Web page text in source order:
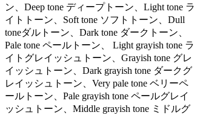
ン、Deep tone ディープトーン、Light tone ラ
イトトーン、Soft tone ソフトトーン、Dull
toneダルトーン、Dark tone ダークトーン、
Pale tone ペールトーン、 Light grayish tone ラ
イトグレイッシュトーン、Grayish tone グレ
イッシュトーン、Dark grayish tone ダークグ
レイッシュトーン、Very pale tone ベリーペ
ールトーン、Pale grayish tone ペールグレイ
ッシュトーン、Middle grayish tone ミドルグ